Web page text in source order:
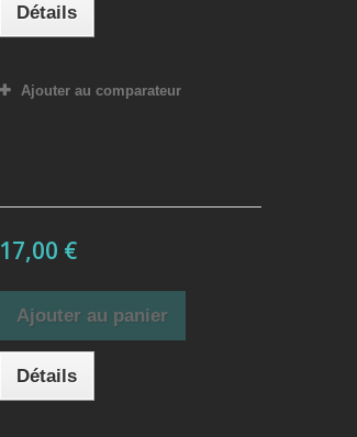
Détails
Ajouter au comparateur
17,00 €
Ajouter au panier
Détails